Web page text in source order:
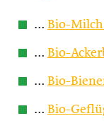
… Bio-
… Bio-
… Bio-
… Bio-